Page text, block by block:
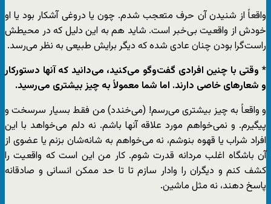
واقعاً از شنیدن آن حرف متعجب شدم. چون یا دروغی آشکار بود یا او
خودش از واقعیت بی‌خبر است. شاید هم به این دلیل که در محیطش
راست‌گرا بودن چنان عادی شده که دیگر برایش طبیعی به نظر می‌رسد.
* وقتی با چنین افرادی گفت‌وگو می‌کنید، می‌دانید که آنها دستورکار
و شعارهای خاصی دارند. اما شما معمولاً به چیز بیشتری می‌رسید.
و واقعاً به چیز بیشتری می‌رسم! (می‌خندد) من فقط بسیار سرسخت و
پیگیرم. و نمی‌خواهم مورد علاقه آنها باشم. نه دلم می‌خواهد با این
افراد شراب یا قهوه بنوشم، نه می‌خواهم به شانه‌شان بزنم یا عضوی از
آن باشگاه اغلب مردانه قدرت شوم. کار من این است که واقعیت را
کشف کنم و دیگران را وادار سازم تا تا حد ممکن انسانی و صادقانه
پاسخ دهند، نه مثل ماشین.